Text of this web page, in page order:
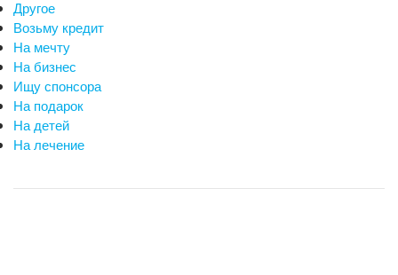
Другое
Возьму кредит
На мечту
На бизнес
Ищу спонсора
На подарок
На детей
На лечение